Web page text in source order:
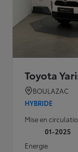
Toyota
BOULAZAC
HYBRIDE
Mise en
01-2025
Energie